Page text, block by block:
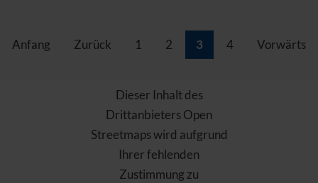
Anfang Zurück 1 2 3 4 Vorwärts
Dieser Inhalt des
Drittanbieters Open
Streetmaps wird aufgrund
Ihrer fehlenden
Zustimmung zu